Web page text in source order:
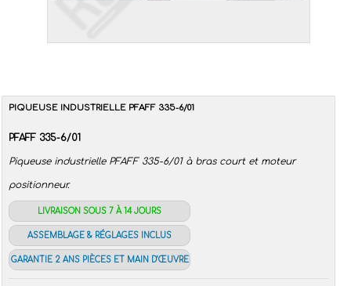
PIQUEUSE INDUSTRIELLE PFAFF 335-6/01
PFAFF 335-6/01
Piqueuse industrielle PFAFF 335-6/01 à bras court et moteur
positionneur.
LIVRAISON SOUS 7 À 14 JOURS
ASSEMBLAGE & RÉGLAGES INCLUS
GARANTIE 2 ANS PIÈCES ET MAIN D’ŒUVRE